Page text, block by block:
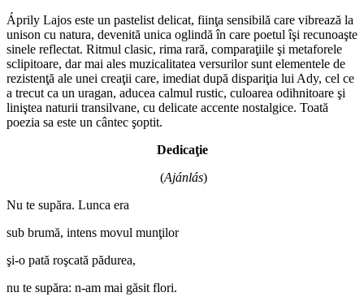
Áprily Lajos este un pastelist delicat, fiinţa sensibilă care vibrează la
unison cu natura, devenită unica oglindă în care poetul îşi recunoaşte
sinele reflectat. Ritmul clasic, rima rară, comparaţiile şi metaforele
sclipitoare, dar mai ales muzicalitatea versurilor sunt elementele de
rezistenţă ale unei creaţii care, imediat după dispariţia lui Ady, cel ce
a trecut ca un uragan, aducea calmul rustic, culoarea odihnitoare şi
liniştea naturii transilvane, cu delicate accente nostalgice. Toată
poezia sa este un cântec şoptit.
Dedicaţie
(Ajánlás)
Nu te supăra. Lunca era
sub brumă, intens movul munţilor
şi-o pată roşcată pădurea,
nu te supăra: n-am mai găsit flori.